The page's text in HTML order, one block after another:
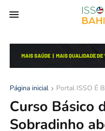
Página inicial Portal ISSO É
Curso Básico
Sobradinho